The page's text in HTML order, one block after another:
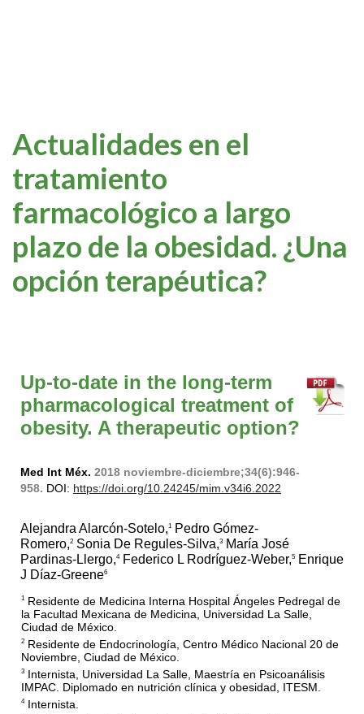
Actualidades en el
tratamiento
farmacológico a largo
plazo de la obesidad. ¿Una
opción terapéutica?
Up-to-date in the long-term
pharmacological treatment of
obesity. A therapeutic option?
Med Int Méx. 2018 noviembre-diciembre;34(6):946-
958. DOI: https://doi.org/10.24245/mim.v34i6.2022
Alejandra Alarcón-Sotelo,1
Pedro Gómez-
Romero,2 Sonia De Regules-Silva,3
María José
Pardinas-Llergo,4Federico L Rodríguez-Weber,5
Enrique
J Díaz-Greene6
1 Residente de Medicina Interna Hospital Ángeles Pedregal de
la Facultad Mexicana de Medicina, Universidad La Salle,
Ciudad de México.
2 Residente de Endocrinología, Centro Médico Nacional 20 de
Noviembre, Ciudad de México.
3 Internista, Universidad La Salle, Maestría en Psicoanálisis
IMPAC. Diplomado en nutrición clínica y obesidad, ITESM.
4Internista.